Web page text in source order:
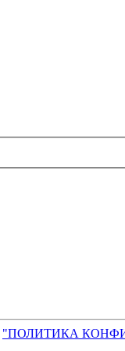
"ПОЛИТИКА